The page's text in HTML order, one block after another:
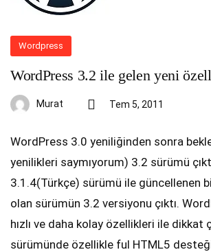
Wordpress
WordPress 3.2 ile gelen yeni
Murat Tem 5, 2011
WordPress 3.0 yeniliğinden sonra
yenilikleri saymıyorum) 3.2 sürümü
3.1.4(Türkçe) sürümü ile güncellenen bir
olan sürümün 3.2 versiyonu çıktı.
hızlı ve daha kolay özellikleri ile dikkat
sürümünde özellikle ful HTML5